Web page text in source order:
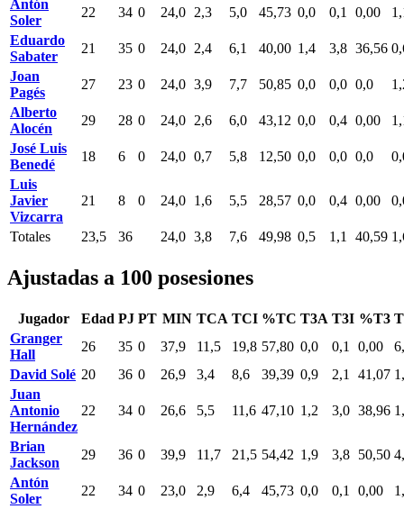
Antón
Soler
22 34 0 24,0 2,3 5,0 45,73 0,0 0,1 0,00
Eduardo
Sabater
21 35 0 24,0 2,4 6,1 40,00 1,4 3,8 36,56
Joan
Pagés
27 23 0 24,0 3,9 7,7 50,85 0,0 0,0 0,0
Alberto
Alocén
29 28 0 24,0 2,6 6,0 43,12 0,0 0,4 0,00
José Luis
Benedé
18 6 0 24,0 0,7 5,8 12,50 0,0 0,0 0,0
Luis
Javier
Vizcarra
21 8 0 24,0 1,6 5,5 28,57 0,0 0,4 0,00
Totales 23,5 36 24,0 3,8 7,6 49,98 0,5 1,1 40,59
Ajustadas a 100 posesiones
Jugador Edad PJ PT MIN TCA TCI %TC T3A T3I %T3
Granger
Hall
26 35 0 37,9 11,5 19,8 57,80 0,0 0,1 0,00
David Solé 20 36 0 26,9 3,4 8,6 39,39 0,9 2,1 41,07
Juan
Antonio
Hernández
22 34 0 26,6 5,5 11,6 47,10 1,2 3,0 38,96
Brian
Jackson
29 36 0 39,9 11,7 21,5 54,42 1,9 3,8 50,50
Antón
Soler
22 34 0 23,0 2,9 6,4 45,73 0,0 0,1 0,00